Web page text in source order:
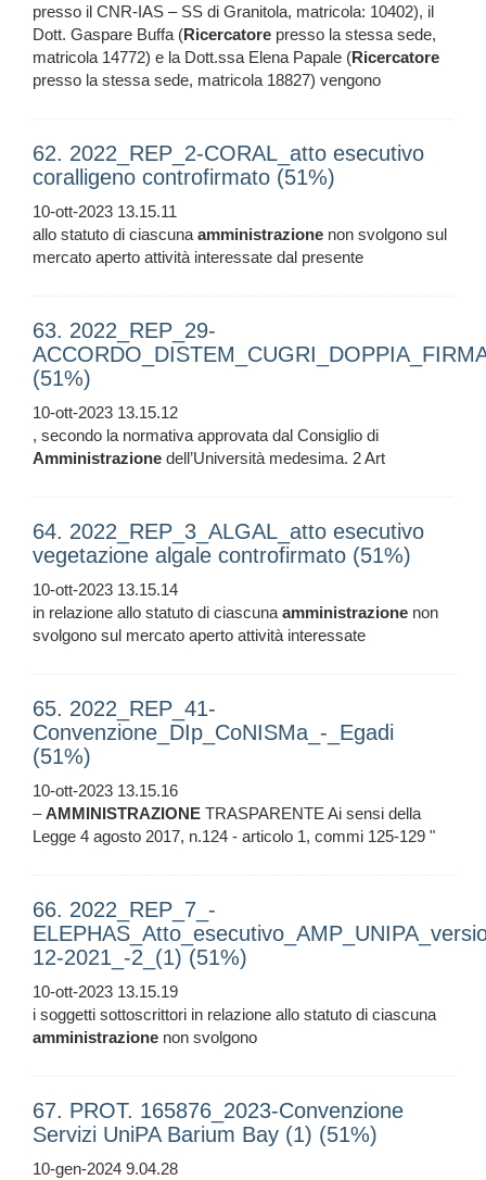
presso il CNR-IAS – SS di Granitola, matricola: 10402), il
Dott. Gaspare Buffa (Ricercatore presso la stessa sede,
matricola 14772) e la Dott.ssa Elena Papale (Ricercatore
presso la stessa sede, matricola 18827) vengono
62. 2022_REP_2-CORAL_atto esecutivo
coralligeno controfirmato (51%)
10-ott-2023 13.15.11
allo statuto di ciascunaamministrazione non svolgono sul
mercato aperto attività interessate dal presente
63. 2022_REP_29-
(51%)
10-ott-2023 13.15.12
, secondo la normativa approvata dal Consiglio di
Amministrazione dell’Università medesima. 2 Art
64. 2022_REP_3_ALGAL_atto esecutivo
vegetazione algale controfirmato (51%)
10-ott-2023 13.15.14
in relazione allo statuto di ciascunaamministrazione non
svolgono sul mercato aperto attività interessate
65. 2022_REP_41-
Convenzione_DIp_CoNISMa_-_Egadi
(51%)
10-ott-2023 13.15.16
–AMMINISTRAZIONE TRASPARENTE Ai sensi della
Legge 4 agosto 2017, n.124 - articolo 1, commi 125-129 "
66. 2022_REP_7_-
12-2021_-2_(1) (51%)
10-ott-2023 13.15.19
i soggetti sottoscrittori in relazione allo statuto di ciascuna
amministrazione non svolgono
67. PROT. 165876_2023-Convenzione
Servizi UniPA Barium Bay (1) (51%)
10-gen-2024 9.04.28